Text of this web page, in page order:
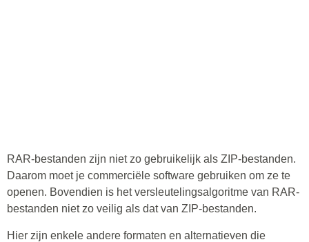
RAR-bestanden zijn niet zo gebruikelijk als ZIP-bestanden.
Daarom moet je commerciële software gebruiken om ze te
openen. Bovendien is het versleutelingsalgoritme van RAR-
bestanden niet zo veilig als dat van ZIP-bestanden.
Hier zijn enkele andere formaten en alternatieven die